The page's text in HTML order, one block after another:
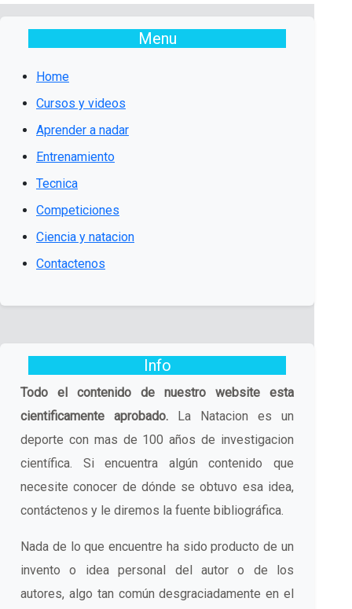
Menu
Home
Cursos y videos
Aprender a nadar
Entrenamiento
Tecnica
Competiciones
Ciencia y natacion
Contactenos
Info
Todo el contenido de nuestro website esta
cientificamente aprobado. La Natacion es un
deporte con mas de 100 años de investigacion
científica. Si encuentra algún contenido que
necesite conocer de dónde se obtuvo esa idea,
contáctenos y le diremos la fuente bibliográfica.
Nada de lo que encuentre ha sido producto de un
invento o idea personal del autor o de los
autores, algo tan común desgraciadamente en el